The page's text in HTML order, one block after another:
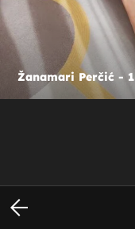
Žanamari Perčić - 1